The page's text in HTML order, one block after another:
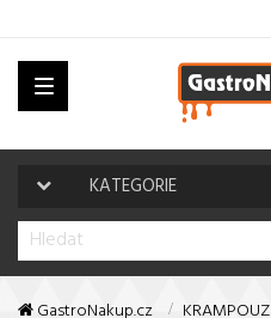
Toggle
navigation
KATEGORIE
GastroNakup.cz KRAMPOUZ